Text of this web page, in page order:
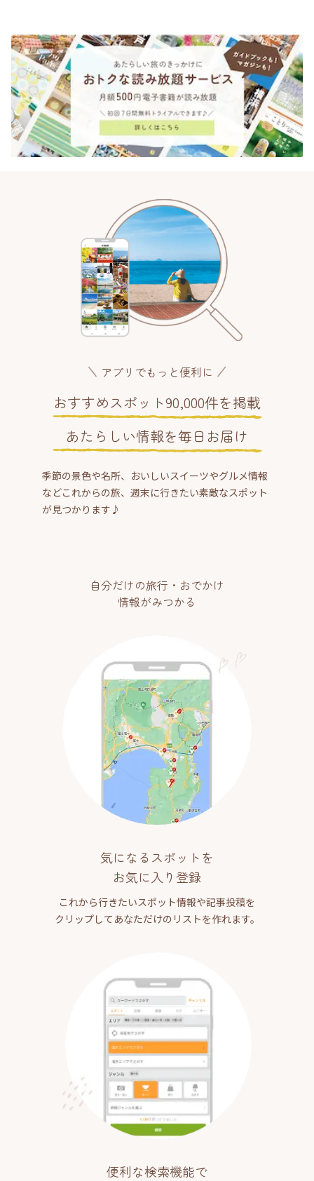
アプリでもっと便利に
おすすめスポット90,000件を掲載
あたらしい情報を毎日お届け
季節の景色や名所、おいしいスイーツやグルメ情報
などこれからの旅、週末に行きたい素敵なスポット
が見つかります♪
自分だけの旅行・おでかけ
情報がみつかる
気になるスポットを
お気に入り登録
これから行きたいスポット情報や記事投稿を
クリップしてあなただけのリストを作れます。
便利な検索機能で